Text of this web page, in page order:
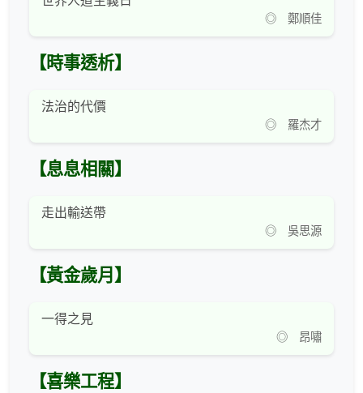
◎ 鄭順佳
【時事透析】
法治的代價
◎ 羅杰才
【息息相關】
走出輸送帶
◎ 吳思源
【黃金歲月】
一得之見
◎ 昂嘯
【喜樂工程】